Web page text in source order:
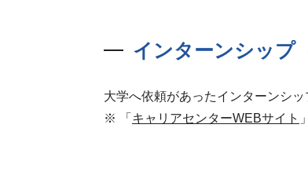
インターンシップ
大学へ依頼があったインターンシッ
「 キャリアセンターWEBサイト